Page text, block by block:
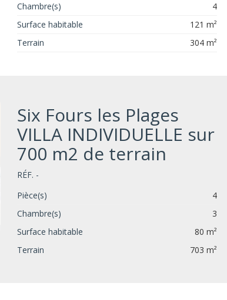
Chambre(s)
4
Surface habitable
121 m²
Terrain
304 m²
Six Fours les Plages
VILLA INDIVIDUELLE sur
700 m2 de terrain
RÉF. -
Pièce(s)
4
Chambre(s)
3
Surface habitable
80 m²
Terrain
703 m²